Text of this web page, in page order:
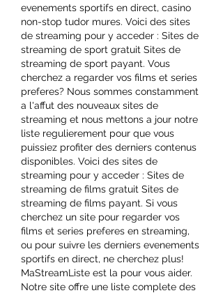
evenements sportifs en direct, casino
non-stop tudor mures. Voici des sites
de streaming pour y acceder : Sites de
streaming de sport gratuit Sites de
streaming de sport payant. Vous
cherchez a regarder vos films et series
preferes? Nous sommes constamment
a l'affut des nouveaux sites de
streaming et nous mettons a jour notre
liste regulierement pour que vous
puissiez profiter des derniers contenus
disponibles. Voici des sites de
streaming pour y acceder : Sites de
streaming de films gratuit Sites de
streaming de films payant. Si vous
cherchez un site pour regarder vos
films et series preferes en streaming,
ou pour suivre les derniers evenements
sportifs en direct, ne cherchez plus!
MaStreamListe est la pour vous aider.
Notre site offre une liste complete des